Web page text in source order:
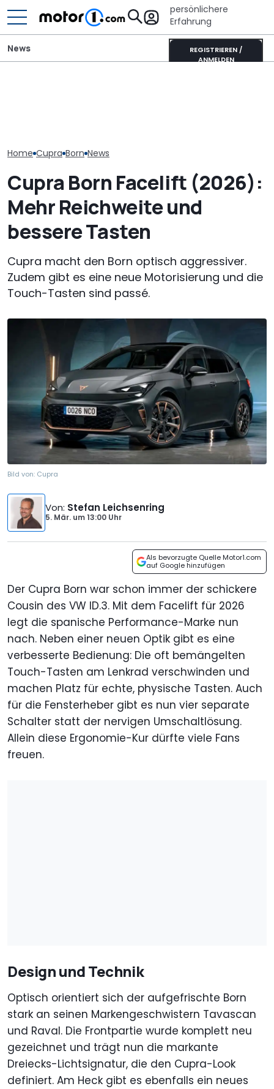
persönlichere
Erfahrung
REGISTRIEREN /
ANMELDEN
News
Home Cupra Born News
Cupra Born Facelift (2026):
Mehr Reichweite und
bessere Tasten
Cupra macht den Born optisch aggressiver.
Zudem gibt es eine neue Motorisierung und die
Touch-Tasten sind passé.
Bild von: Cupra
Von: Stefan Leichsenring
5. Mär. um13:00 Uhr
Als bevorzugte Quelle Motor1.com
auf Google hinzufügen
Der Cupra Born war schon immer der schickere
Cousin des VW ID.3. Mit dem Facelift für 2026
legt die spanische Performance-Marke nun
nach. Neben einer neuen Optik gibt es eine
verbesserte Bedienung: Die oft bemängelten
Touch-Tasten am Lenkrad verschwinden und
machen Platz für echte, physische Tasten. Auch
für die Fensterheber gibt es nun vier separate
Schalter statt der nervigen Umschaltlösung.
Allein diese Ergonomie-Kur dürfte viele Fans
freuen.
Design und Technik
Optisch orientiert sich der aufgefrischte Born
stark an seinen Markengeschwistern Tavascan
und Raval. Die Frontpartie wurde komplett neu
gezeichnet und trägt nun die markante
Dreiecks-Lichtsignatur, die den Cupra-Look
definiert. Am Heck gibt es ebenfalls ein neues